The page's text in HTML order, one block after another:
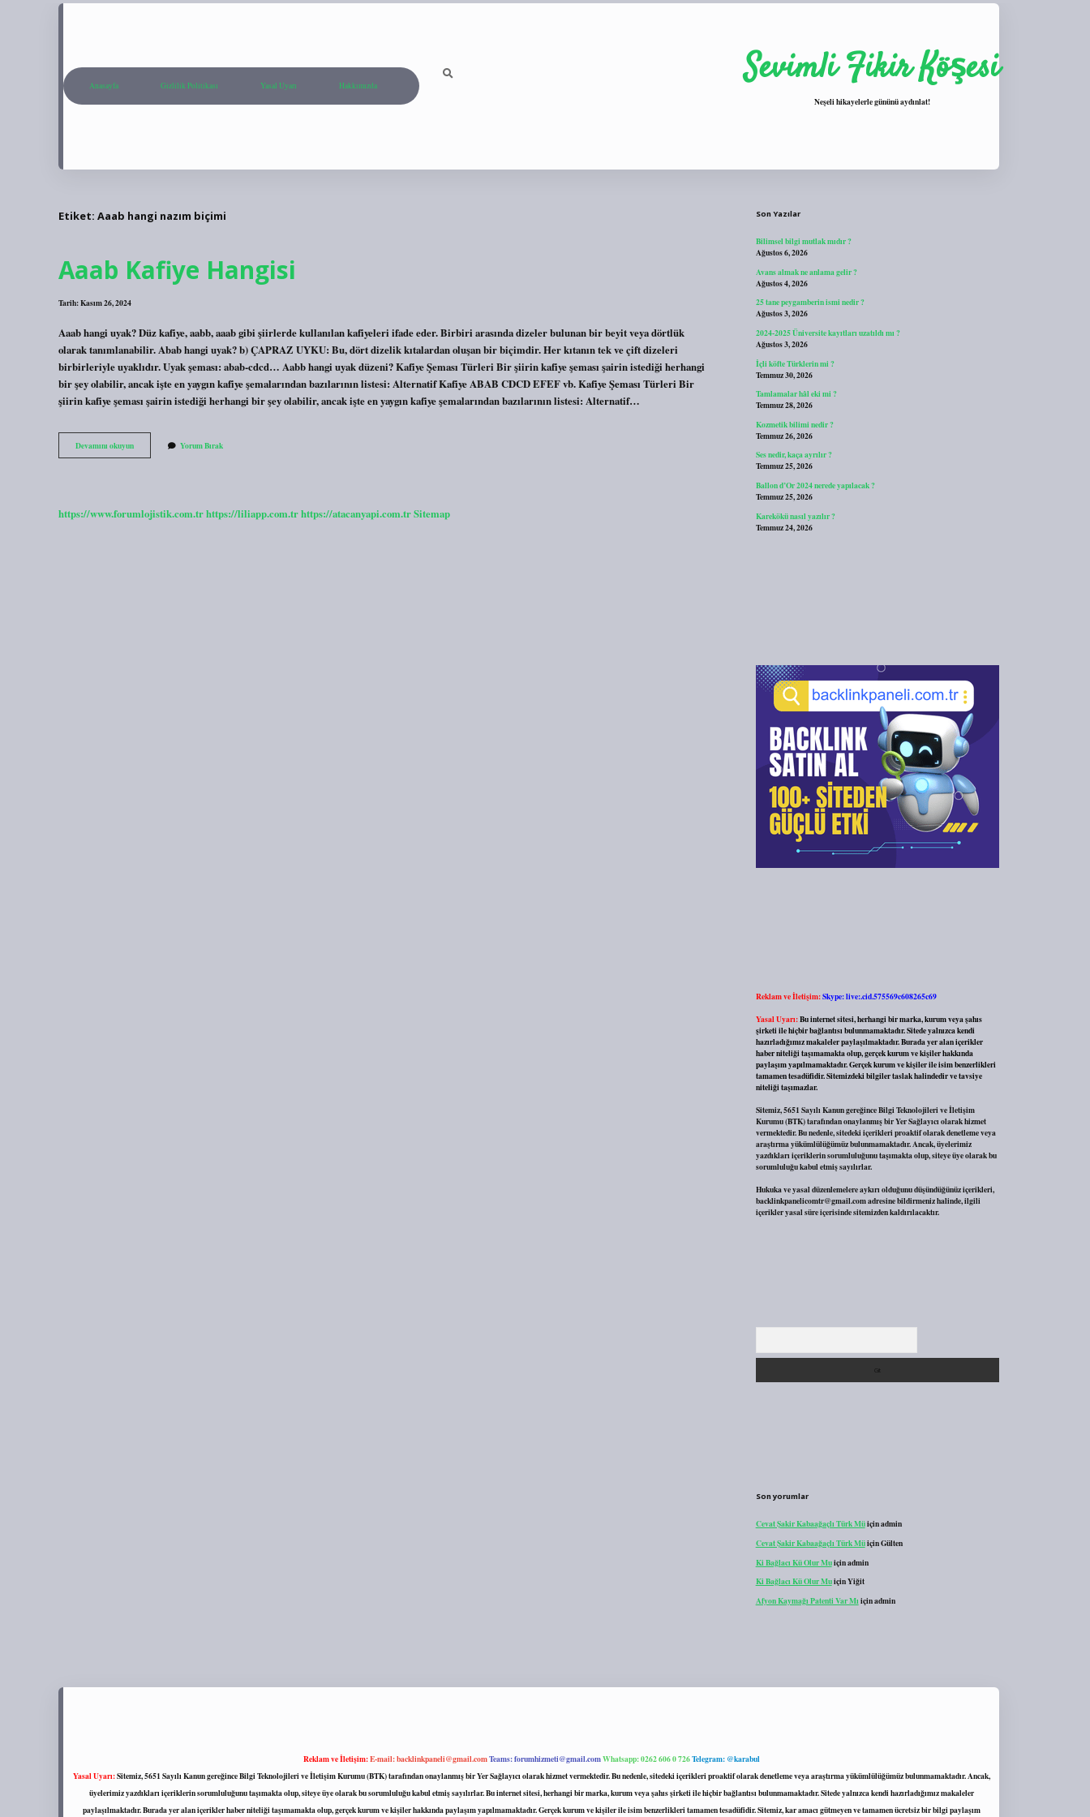
Anasayfa Gizlilik Politikası Yasal Uyarı Hakkımızda Sevimli Fikir Köşesi
Neşeli hikayelerle gününü aydınlat!
Etiket: Aaab hangi nazım biçimi
Aaab Kafiye Hangisi
Tarih: Kasım 26, 2024
Aaab hangi uyak? Düz kafiye, aabb, aaab gibi şiirlerde kullanılan kafiyeleri ifade eder. Birbiri arasında dizeler bulunan bir beyit veya dörtlük
olarak tanımlanabilir. Abab hangi uyak? b) ÇAPRAZ UYKU: Bu, dört dizelik kıtalardan oluşan bir biçimdir. Her kıtanın tek ve çift dizeleri
birbirleriyle uyaklıdır. Uyak şeması: abab-cdcd… Aabb hangi uyak düzeni? Kafiye Şeması Türleri Bir şiirin kafiye şeması şairin istediği herhangi
bir şey olabilir, ancak işte en yaygın kafiye şemalarından bazılarının listesi: Alternatif Kafiye ABAB CDCD EFEF vb. Kafiye Şeması Türleri Bir
şiirin kafiye şeması şairin istediği herhangi bir şey olabilir, ancak işte en yaygın kafiye şemalarından bazılarının listesi: Alternatif…
Devamını okuyunAaab
Kafiye
Yorum Bırak
https://www.forumlojistik.com.trhttps://liliapp.com.trhttps://atacanyapi.com.trSitemap
Son Yazılar
Bilimsel bilgi mutlak mıdır ?
Ağustos 6, 2026
Avans almak ne anlama gelir ?
Ağustos 4, 2026
25 tane peygamberin ismi nedir ?
Ağustos 3, 2026
2024-2025 Üniversite kayıtları uzatıldı mı ?
Ağustos 3, 2026
İçli köfte Türklerin mi ?
Temmuz 30, 2026
Tamlamalar hâl eki mi ?
Temmuz 28, 2026
Kozmetik bilimi nedir ?
Temmuz 26, 2026
Ses nedir, kaça ayrılır ?
Temmuz 25, 2026
Ballon d’Or 2024 nerede yapılacak ?
Temmuz 25, 2026
Karekökü nasıl yazılır ?
Temmuz 24, 2026
Reklam ve İletişim:Skype: live:.cid.575569c608265c69
Yasal Uyarı:Bu internet sitesi, herhangi bir marka, kurum veya şahıs
şirketi ile hiçbir bağlantısı bulunmamaktadır. Sitede yalnızca kendi
hazırladığımız makaleler paylaşılmaktadır. Burada yer alan içerikler
haber niteliği taşımamakta olup, gerçek kurum ve kişiler hakkında
paylaşım yapılmamaktadır. Gerçek kurum ve kişiler ile isim benzerlikleri
tamamen tesadüfidir. Sitemizdeki bilgiler taslak halindedir ve tavsiye
niteliği taşımazlar.
Sitemiz, 5651 Sayılı Kanun gereğince Bilgi Teknolojileri ve İletişim
Kurumu (BTK) tarafından onaylanmış bir Yer Sağlayıcı olarak hizmet
vermektedir. Bu nedenle, sitedeki içerikleri proaktif olarak denetleme veya
araştırma yükümlülüğümüz bulunmamaktadır. Ancak, üyelerimiz
yazdıkları içeriklerin sorumluluğunu taşımakta olup, siteye üye olarak bu
sorumluluğu kabul etmiş sayılırlar.
Hukuka ve yasal düzenlemelere aykırı olduğunu düşündüğünüz içerikleri,
backlinkpanelicomtr@gmail.comadresine bildirmeniz halinde, ilgili
içerikler yasal süre içerisinde sitemizden kaldırılacaktır.
Son yorumlar
Cevat Şakir Kabaağaçlı Türk Müiçinadmin
Cevat Şakir Kabaağaçlı Türk MüiçinGülten
Ki Bağlacı Kü Olur Muiçinadmin
Ki Bağlacı Kü Olur MuiçinYiğit
Afyon Kaymağı Patenti Var Mı içinadmin
Reklam ve İletişim:E-mail:backlinkpaneli@gmail.comTeams:forumhizmeti@gmail.comWhatsapp: 0262 606 0 726Telegram: @karabul
Yasal Uyarı:Sitemiz, 5651 Sayılı Kanun gereğince Bilgi Teknolojileri ve İletişim Kurumu (BTK) tarafından onaylanmış bir Yer Sağlayıcı olarak hizmet vermektedir. Bu nedenle, sitedeki içerikleri proaktif olarak denetleme veya araştırma yükümlülüğümüz bulunmamaktadır. Ancak,
üyelerimiz yazdıkları içeriklerin sorumluluğunu taşımakta olup, siteye üye olarak bu sorumluluğu kabul etmiş sayılırlar. Bu internet sitesi, herhangi bir marka, kurum veya şahıs şirketi ile hiçbir bağlantısı bulunmamaktadır. Sitede yalnızca kendi hazırladığımız makaleler
paylaşılmaktadır. Burada yer alan içerikler haber niteliği taşımamakta olup, gerçek kurum ve kişiler hakkında paylaşım yapılmamaktadır. Gerçek kurum ve kişiler ile isim benzerlikleri tamamen tesadüfidir. Sitemiz, kar amacı gütmeyen ve tamamen ücretsiz bir bilgi paylaşım